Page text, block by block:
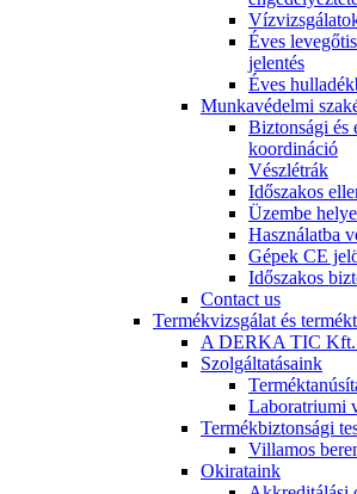
Éves
jelentés
Éves
Munkavédelmi
Biztonsági és
koordináció
Vészlétrák
Időszakos
Üzembe
Használatba
Gépek CE
Időszakos
Contact us
Termékvizsgálat és
A DERKA TIC Kft.
Szolgáltatásaink
Laboratriumi
Termékbiztonsági
Villamos
Okirataink